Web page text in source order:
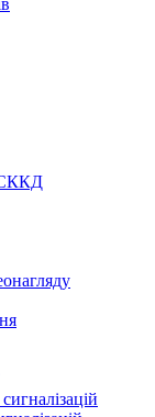
СККД